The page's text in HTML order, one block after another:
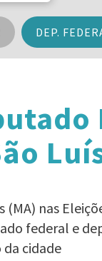
DEP.
nas
federal e
cidade